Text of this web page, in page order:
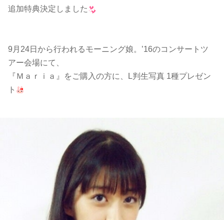
追加特典決定しました
9月24日から行われるモーニング娘。’16のコンサートツ
アー会場にて、
『Ｍａｒｉａ』をご購入の方に、L判生写真 1種プレゼン
ト